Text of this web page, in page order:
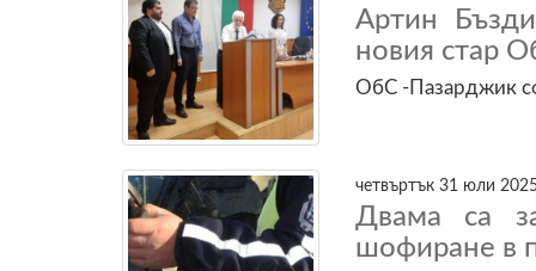
Артин
новия стар
ОбС -Пазарджик
четвъртък 31 юли
Двама са
шофиране в